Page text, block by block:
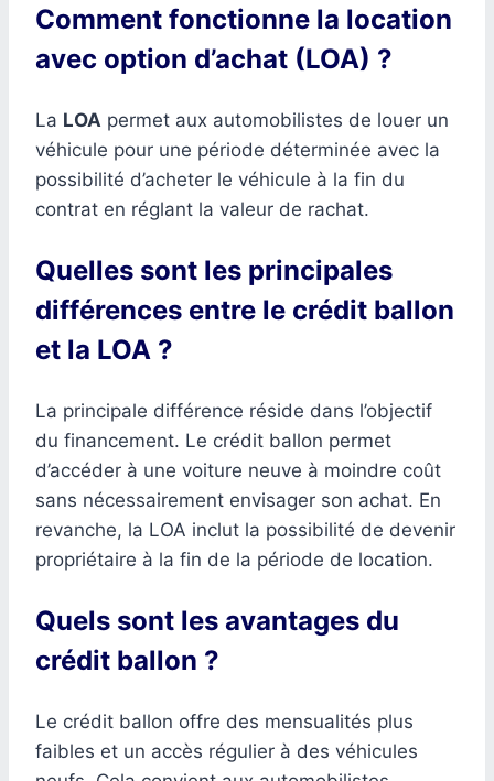
Comment fonctionne la location
avec option d’achat (LOA) ?
La LOA permet aux automobilistes de louer un
véhicule pour une période déterminée avec la
possibilité d’acheter le véhicule à la fin du
contrat en réglant la valeur de rachat.
Quelles sont les principales
différences entre le crédit ballon
et la LOA ?
La principale différence réside dans l’objectif
du financement. Le crédit ballon permet
d’accéder à une voiture neuve à moindre coût
sans nécessairement envisager son achat. En
revanche, la LOA inclut la possibilité de devenir
propriétaire à la fin de la période de location.
Quels sont les avantages du
crédit ballon ?
Le crédit ballon offre des mensualités plus
faibles et un accès régulier à des véhicules